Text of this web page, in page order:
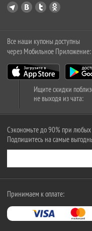
Все наши купоны доступны
через Мобильное Приложение:
Ищите скидки
не выходя из чата:
Сэкономьте до 90% при любых
Подпишитесь на самые
Принимаем к оплате: